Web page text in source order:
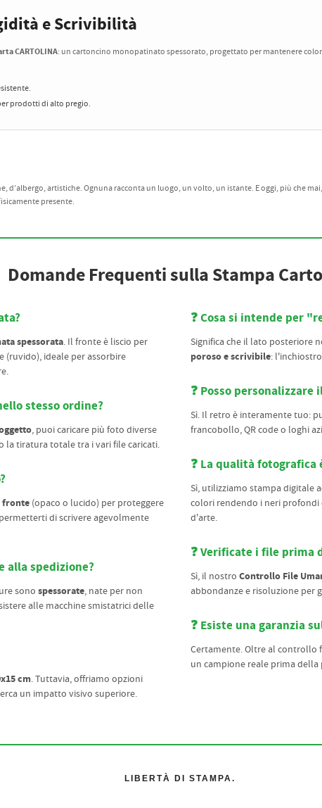
e Scrivibilità
CARTOLINA: un cartoncino monopatinato spessorato, progettato per mantenere
prodotti di alto pregio.
d’albergo, artistiche. Ognuna racconta un luogo, un volto, un istante. E oggi, più che
presente.
Domande Frequenti sulla Stampa
spessorata. Il fronte è liscio per
(ruvido), ideale per assorbire
stesso ordine?
, puoi caricare più foto diverse
la tiratura totale tra i vari file caricati.
fronte (opaco o lucido) per proteggere
di scrivere agevolmente
alla spedizione?
sono spessorate, nate per non
alle macchine smistatrici delle
cm. Tuttavia, offriamo opzioni
un impatto visivo superiore.
❓ Cosa si intende per
Significa che il lato posteriore
poroso e scrivibile:
❓ Posso
Sì. Il retro è interamente tuo:
francobollo, QR code o loghi
❓ La qualità fotografica
Sì, utilizziamo stampa digitale
colori rendendo i neri profondi
d'arte.
❓ Verificate i file prima
Sì, il nostro Controllo File
abbondanze e risoluzione per
❓ Esiste una garanzia
Certamente. Oltre al controllo
un campione reale prima
LIBERTÀ DI STAMPA.